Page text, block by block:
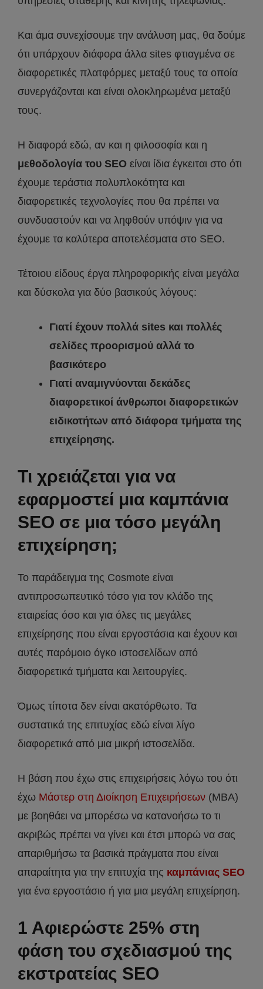
Και άμα συνεχίσουμε την ανάλυση μας, θα δούμε
ότι υπάρχουν διάφορα άλλα sites φτιαγμένα σε
διαφορετικές πλατφόρμες μεταξύ τους τα οποία
συνεργάζονται και είναι ολοκληρωμένα μεταξύ
τους.
Η διαφορά εδώ, αν και η φιλοσοφία και η
μεθοδολογία του SEO είναι ίδια έγκειται στο ότι
έχουμε τεράστια πολυπλοκότητα και
διαφορετικές τεχνολογίες που θα πρέπει να
συνδυαστούν και να ληφθούν υπόψιν για να
έχουμε τα καλύτερα αποτελέσματα στο SEO.
Τέτοιου είδους έργα πληροφορικής είναι μεγάλα
και δύσκολα για δύο βασικούς λόγους:
Γιατί έχουν πολλά sites και πολλές
σελίδες προορισμού αλλά το
βασικότερο
Γιατί αναμιγνύονται δεκάδες
διαφορετικοί άνθρωποι διαφορετικών
ειδικοτήτων από διάφορα τμήματα της
επιχείρησης.
Τι χρειάζεται για να
εφαρμοστεί μια καμπάνια
SEO σε μια τόσο μεγάλη
επιχείρηση;
Το παράδειγμα της Cosmote είναι
αντιπροσωπευτικό τόσο για τον κλάδο της
εταιρείας όσο και για όλες τις μεγάλες
επιχείρησης που είναι εργοστάσια και έχουν και
αυτές παρόμοιο όγκο ιστοσελίδων από
διαφορετικά τμήματα και λειτουργίες.
Όμως τίποτα δεν είναι ακατόρθωτο. Τα
συστατικά της επιτυχίας εδώ είναι λίγο
διαφορετικά από μια μικρή ιστοσελίδα.
Η βάση που έχω στις επιχειρήσεις λόγω του ότι
έχω Μάστερ στη Διοίκηση Επιχειρήσεων (MBA)
με βοηθάει να μπορέσω να κατανοήσω το τι
ακριβώς πρέπει να γίνει και έτσι μπορώ να σας
απαριθμήσω τα βασικά πράγματα που είναι
απαραίτητα για την επιτυχία της καμπάνιας SEO
για ένα εργοστάσιο ή για μια μεγάλη επιχείρηση.
1 Αφιερώστε 25% στη
φάση του σχεδιασμού της
εκστρατείας SEO